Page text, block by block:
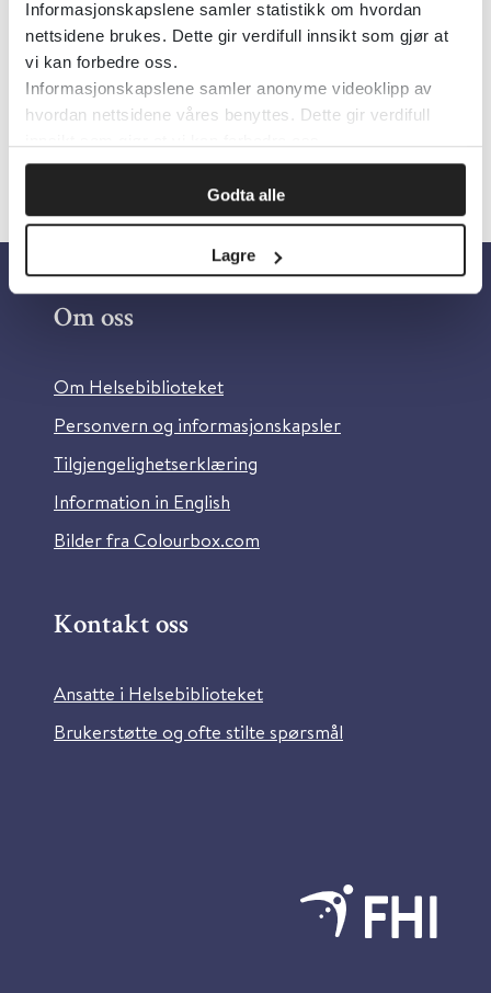
Informasjonskapslene samler statistikk om hvordan
nettsidene brukes. Dette gir verdifull innsikt som gjør at
vi kan forbedre oss.
Informasjonskapslene samler anonyme videoklipp av
hvordan nettsidene våres benyttes. Dette gir verdifull
Godta alle
Lagre
Detaljer
Om oss
Om Helsebiblioteket
Personvern og informasjonskapsler
Tilgjengelighetserklæring
Information in English
Bilder fra Colourbox.com
Kontakt oss
Ansatte i Helsebiblioteket
Brukerstøtte og ofte stilte spørsmål